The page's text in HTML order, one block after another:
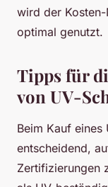
wird der
optimal genutzt.
Tipps für
von UV-
Beim Kauf
entscheidend,
Zertifizierungen